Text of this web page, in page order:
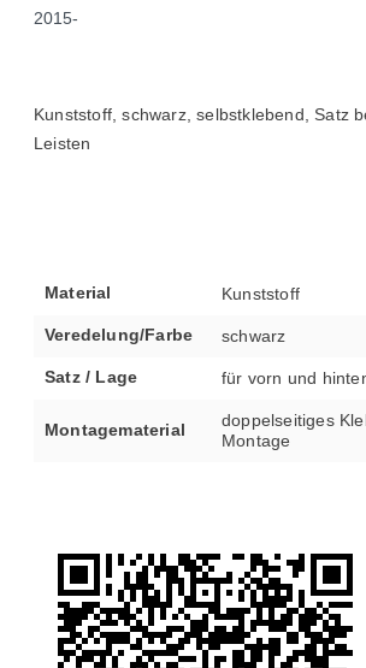
2015-
Kunststoff, schwarz, selbstklebend, Satz
Leisten
Material Kunststoff
Veredelung/Farbe schwarz
Satz / Lage für vorn und
Montagematerial
doppelseitiges
Montage